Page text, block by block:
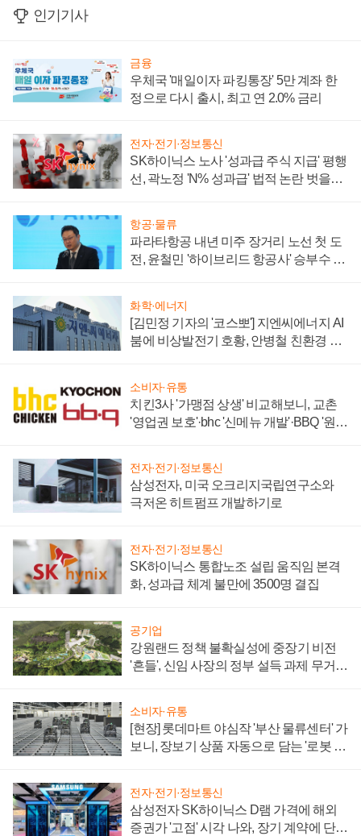
인기기사
금융
우체국 '매일이자 파킹통장' 5만 계좌 한
정으로 다시 출시, 최고 연 2.0% 금리
전자·전기·정보통신
SK하이닉스 노사 '성과급 주식 지급' 평행
선, 곽노정 'N% 성과급' 법적 논란 벗을지
항공·물류
파라타항공 내년 미주 장거리 노선 첫 도
전, 윤철민 '하이브리드 항공사' 승부수 통
화학·에너지
[김민정 기자의 '코스뽀'] 지엔씨에너지 AI
붐에 비상발전기 호황, 안병철 친환경 에
소비자·유통
치킨3사 '가맹점 상생' 비교해보니, 교촌
'영업권 보호'·bhc '신메뉴 개발'·BBQ '원가
전자·전기·정보통신
삼성전자, 미국 오크리지국립연구소와
극저온 히트펌프 개발하기로
전자·전기·정보통신
SK하이닉스 통합노조 설립 움직임 본격
화, 성과급 체계 불만에 3500명 결집
공기업
강원랜드 정책 불확실성에 중장기 비전
'흔들', 신임 사장의 정부 설득 과제 무거워
소비자·유통
[현장] 롯데마트 야심작 '부산 물류센터' 가
보니, 장보기 상품 자동으로 담는 '로봇 40
전자·전기·정보통신
삼성전자 SK하이닉스 D램 가격에 해외
증권가 '고점' 시각 나와, 장기 계약에 단점